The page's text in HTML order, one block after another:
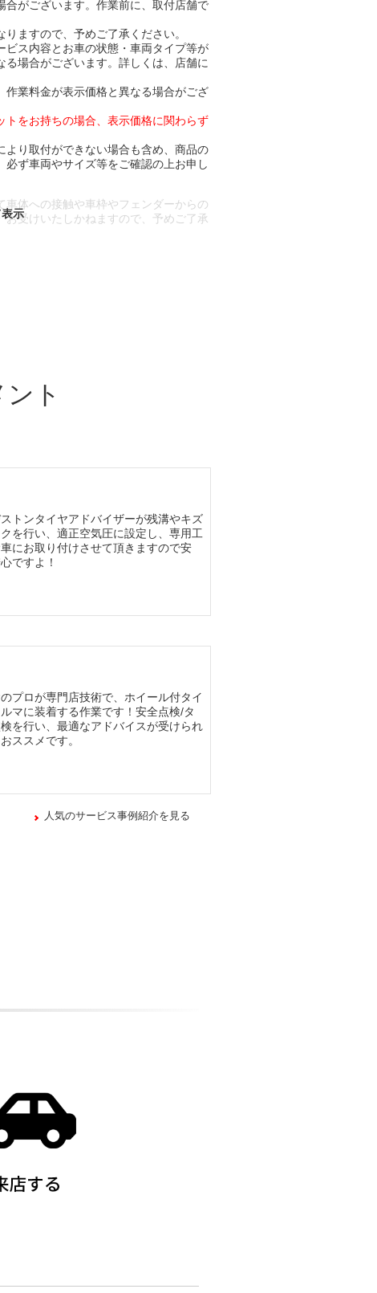
がございます。作業前に、取付店舗で
ますので、予めご了承ください。
ス内容とお車の状態・車両タイプ等が
場合がございます。詳しくは、店舗に
業料金が表示価格と異なる場合がござ
をお持ちの場合、表示価格に関わらず
り取付ができない場合も含め、商品の
ず車両やサイズ等をご確認の上お申し
体への接触や車枠やフェンダーからの
受けいたしかねますので、予めご了承
ト
トンタイヤアドバイザーが残溝やキズ
を行い、適正空気圧に設定し、専用工
にお取り付けさせて頂きますので安
ですよ！
プロが専門店技術で、ホイール付タイ
マに装着する作業です！安全点検/タ
を行い、最適なアドバイスが受けられ
ススメです。
人気のサービス事例紹介を見る